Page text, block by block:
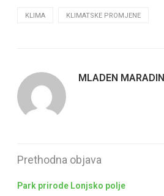
KLIMA KLIMATSKE PROMJENE
MLADEN MARADIN
Prethodna objava
Park prirode Lonjsko polje